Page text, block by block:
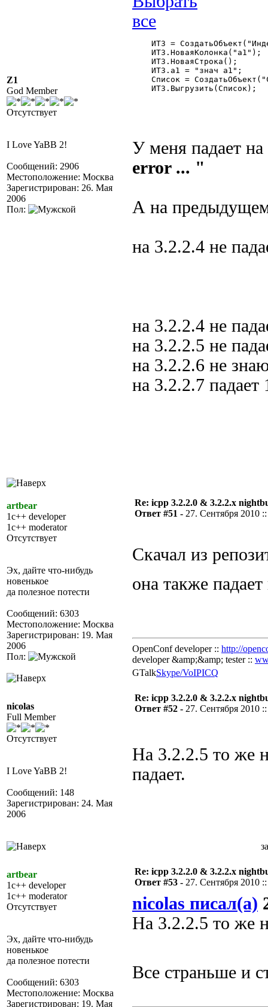
Z1
God Member
Отсутствует
I Love YaBB 2!
Сообщений: 2906
Местоположение: Москва
Зарегистрирован: 26. Мая
2006
Пол:
ИТЗ =
ИТЗ.НоваяКолонка("а1");
ИТЗ.НоваяСтрока();
ИТЗ.а1 = "знач а1";
Список =
ИТЗ.Выгрузить(Список);
У меня падает
error ... "
А на
на 3.2.2.4 не
на 3.2.2.4 не
на 3.2.2.5 не
на 3.2.2.6 не
на 3.2.2.7
artbear
1c++ developer
1c++ moderator
Отсутствует
Эх, дайте что-нибудь
новенькое
да полезное потести
Сообщений: 6303
Местоположение: Москва
Зарегистрирован: 19. Мая
2006
Пол:
Re: icpp 3.2.2.0 & 3.2.2.x
Ответ #51 - 27. Сентября 2010
Скачал из
она также
OpenConf developer :: http://
developer &amp;&amp; tester ::
GTalkSkype/VoIPICQ
nicolas
Full Member
Отсутствует
I Love YaBB 2!
Сообщений: 148
Зарегистрирован: 24. Мая
2006
Re: icpp 3.2.2.0 & 3.2.2.x
Ответ #52 - 27. Сентября 2010
На 3.2.2.5 то же
падает.
artbear
1c++ developer
1c++ moderator
Отсутствует
Эх, дайте что-нибудь
новенькое
да полезное потести
Сообщений: 6303
Местоположение: Москва
Зарегистрирован: 19. Мая
Re: icpp 3.2.2.0 & 3.2.2.x
Ответ #53 - 27. Сентября 2010
nicolas писал(а)
На 3.2.2.5 то же
Все страньше и